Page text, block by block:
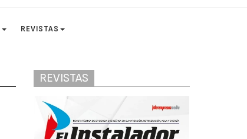
REVISTAS
REVISTAS